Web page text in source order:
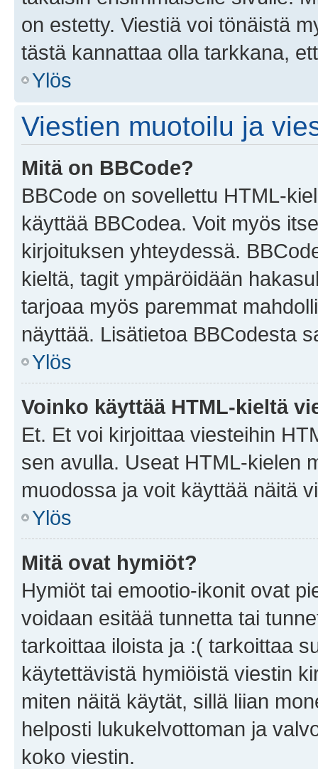
on estetty. Viestiä voi tönäistä
tästä kannattaa olla tarkkana,
Ylös
Viestien muotoilu ja
Mitä on BBCode?
BBCode on sovellettu HTML-
käyttää BBCodea. Voit myös
kirjoituksen yhteydessä.
kieltä, tagit ympäröidään
tarjoaa myös paremmat
näyttää. Lisätietoa BBCodesta
Ylös
Voinko käyttää HTML-kieltä
Et. Et voi kirjoittaa viesteihin
sen avulla. Useat HTML-kielen
muodossa ja voit käyttää näitä
Ylös
Mitä ovat hymiöt?
Hymiöt tai emootio-ikonit ovat
voidaan esitää tunnetta tai
tarkoittaa iloista ja :( tarkoittaa
käytettävistä hymiöistä viestin
miten näitä käytät, sillä liian
helposti lukukelvottoman ja
koko viestin.